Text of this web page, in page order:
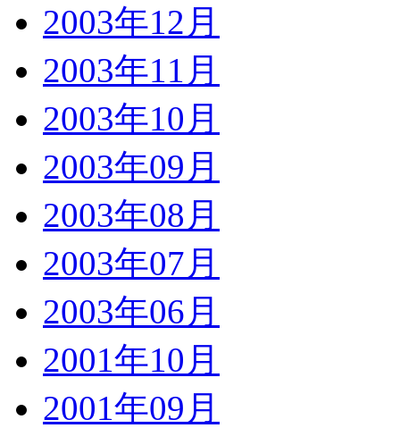
2003年12月
2003年11月
2003年10月
2003年09月
2003年08月
2003年07月
2003年06月
2001年10月
2001年09月